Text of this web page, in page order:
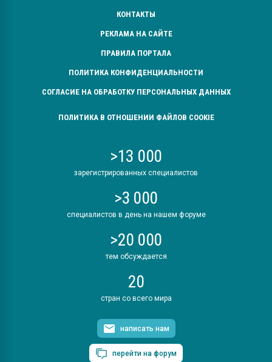
КОНТАКТЫ
РЕКЛАМА НА САЙТЕ
ПРАВИЛА ПОРТАЛА
ПОЛИТИКА КОНФИДЕНЦИАЛЬНОСТИ
СОГЛАСИЕ НА ОБРАБОТКУ ПЕРСОНАЛЬНЫХ ДАННЫХ
ПОЛИТИКА В ОТНОШЕНИИ ФАЙЛОВ COOKIE
>13 000
зарегистрированных специалистов
>3 000
специалистов в день на нашем форуме
>20 000
тем обсуждается
20
стран со всего мира
написать нам
перейти на форум